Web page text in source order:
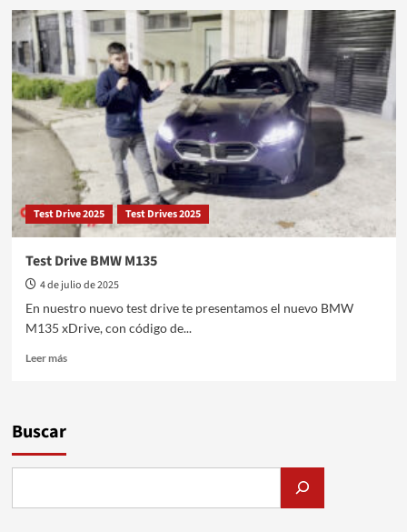
Test
Drive
Renault
Arkana
E-
Tech
Hybrid
Esprit
Alpin
Test Drive 2025 Test Drives 2025
Test Drive BMW M135
4 de julio de 2025
En nuestro nuevo test drive te presentamos el nuevo BMW
M135 xDrive, con código de...
Leer másLeer
M135
Buscar